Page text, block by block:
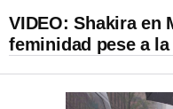
VIDEO: Shakira en
feminidad pese a